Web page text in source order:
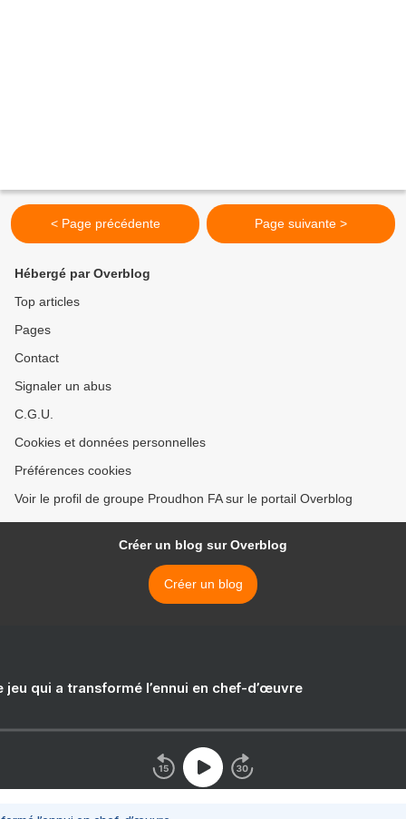
< Page précédente Page suivante >
Hébergé par Overblog
Top articles
Pages
Contact
Signaler un abus
C.G.U.
Cookies et données personnelles
Préférences cookies
Voir le profil de groupe Proudhon FA sur le portail Overblog
Créer un blog sur Overblog
Créer un blog
jeu qui a transformé l’ennui en chef-d’œuvre